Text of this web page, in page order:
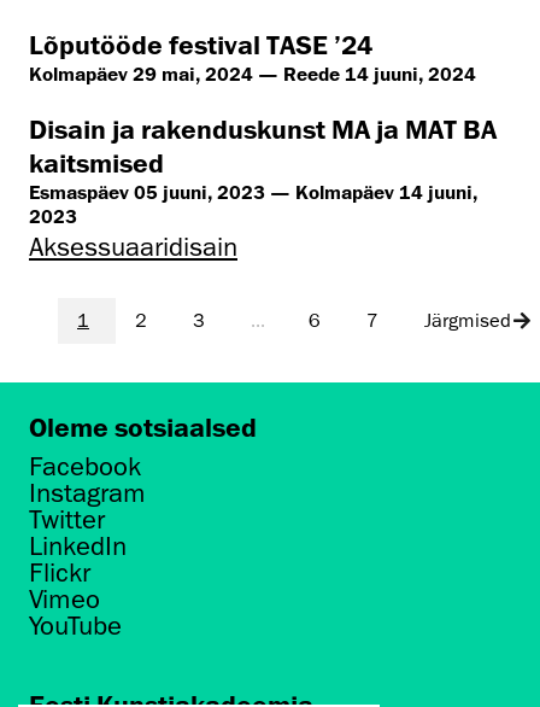
Lõputööde festival TASE ’24
Kolmapäev 29 mai, 2024 — Reede 14 juuni, 2024
Disain ja rakenduskunst MA ja MAT BA
kaitsmised
Esmaspäev 05 juuni, 2023 — Kolmapäev 14 juuni,
2023
Aksessuaaridisain
1 2 3 ... 6 7 Järgmised
Oleme sotsiaalsed
Facebook
Instagram
Twitter
LinkedIn
Flickr
Vimeo
YouTube